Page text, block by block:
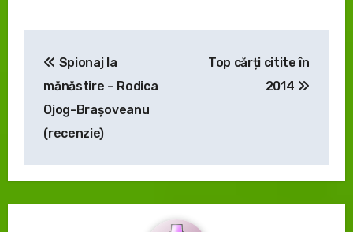
în
articole
Spionaj la
mănăstire – Rodica
Ojog-Brașoveanu
(recenzie)
Top cărți citite în
2014